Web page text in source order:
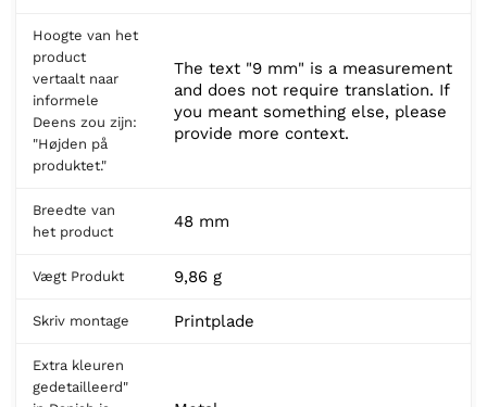
Hoogte van het
product
vertaalt naar
informele
Deens zou zijn:
"Højden på
produktet."
The text "9 mm" is a measurement
and does not require translation. If
you meant something else, please
provide more context.
Breedte van
het product
48 mm
Vægt Produkt 9,86 g
Skriv montage Printplade
Extra kleuren
gedetailleerd"